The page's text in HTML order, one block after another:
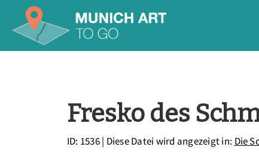
Fresko des
ID: 1536| Diese Datei wird angezeigt in: Die